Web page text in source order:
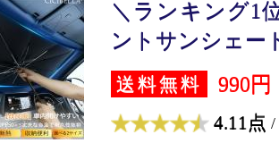
＼ランキング1
ントサンシェー
送料無料 990円
4.11点 /